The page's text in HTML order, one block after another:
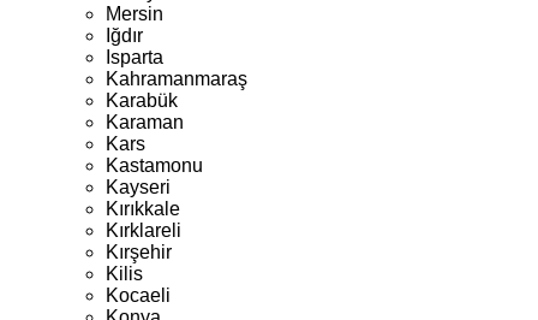
Mersin
Iğdır
Isparta
Kahramanmaraş
Karabük
Karaman
Kars
Kastamonu
Kayseri
Kırıkkale
Kırklareli
Kırşehir
Kilis
Kocaeli